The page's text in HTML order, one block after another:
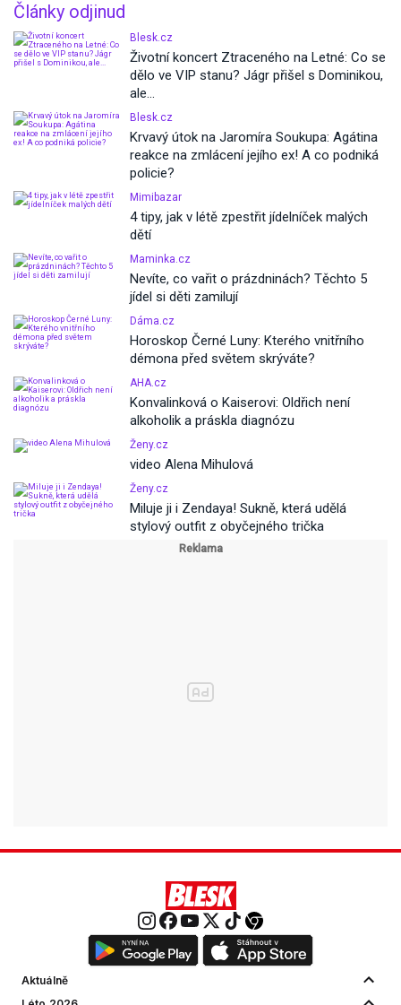
Články odjinud
Blesk.cz
Životní koncert Ztraceného na Letné: Co se
dělo ve VIP stanu? Jágr přišel s Dominikou,
ale...
Blesk.cz
Krvavý útok na Jaromíra Soukupa: Agátina
reakce na zmlácení jejího ex! A co podniká
policie?
Mimibazar
4 tipy, jak v létě zpestřit jídelníček malých
dětí
Maminka.cz
Nevíte, co vařit o prázdninách? Těchto 5
jídel si děti zamilují
Dáma.cz
Horoskop Černé Luny: Kterého vnitřního
démona před světem skrýváte?
AHA.cz
Konvalinková o Kaiserovi: Oldřich není
alkoholik a práskla diagnózu
Ženy.cz
video Alena Mihulová
Ženy.cz
Miluje ji i Zendaya! Sukně, která udělá
stylový outfit z obyčejného trička
Aktuálně